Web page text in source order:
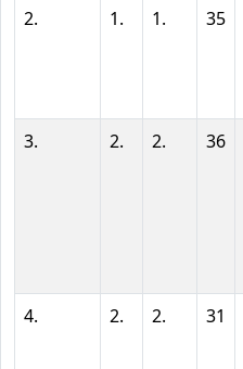
2. 1. 1. 35
3. 2. 2. 36
4. 2. 2. 31